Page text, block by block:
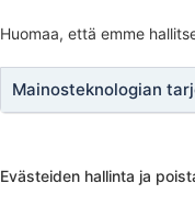
Huomaa, että emme
Mainosteknologian
Evästeiden hallinta ja